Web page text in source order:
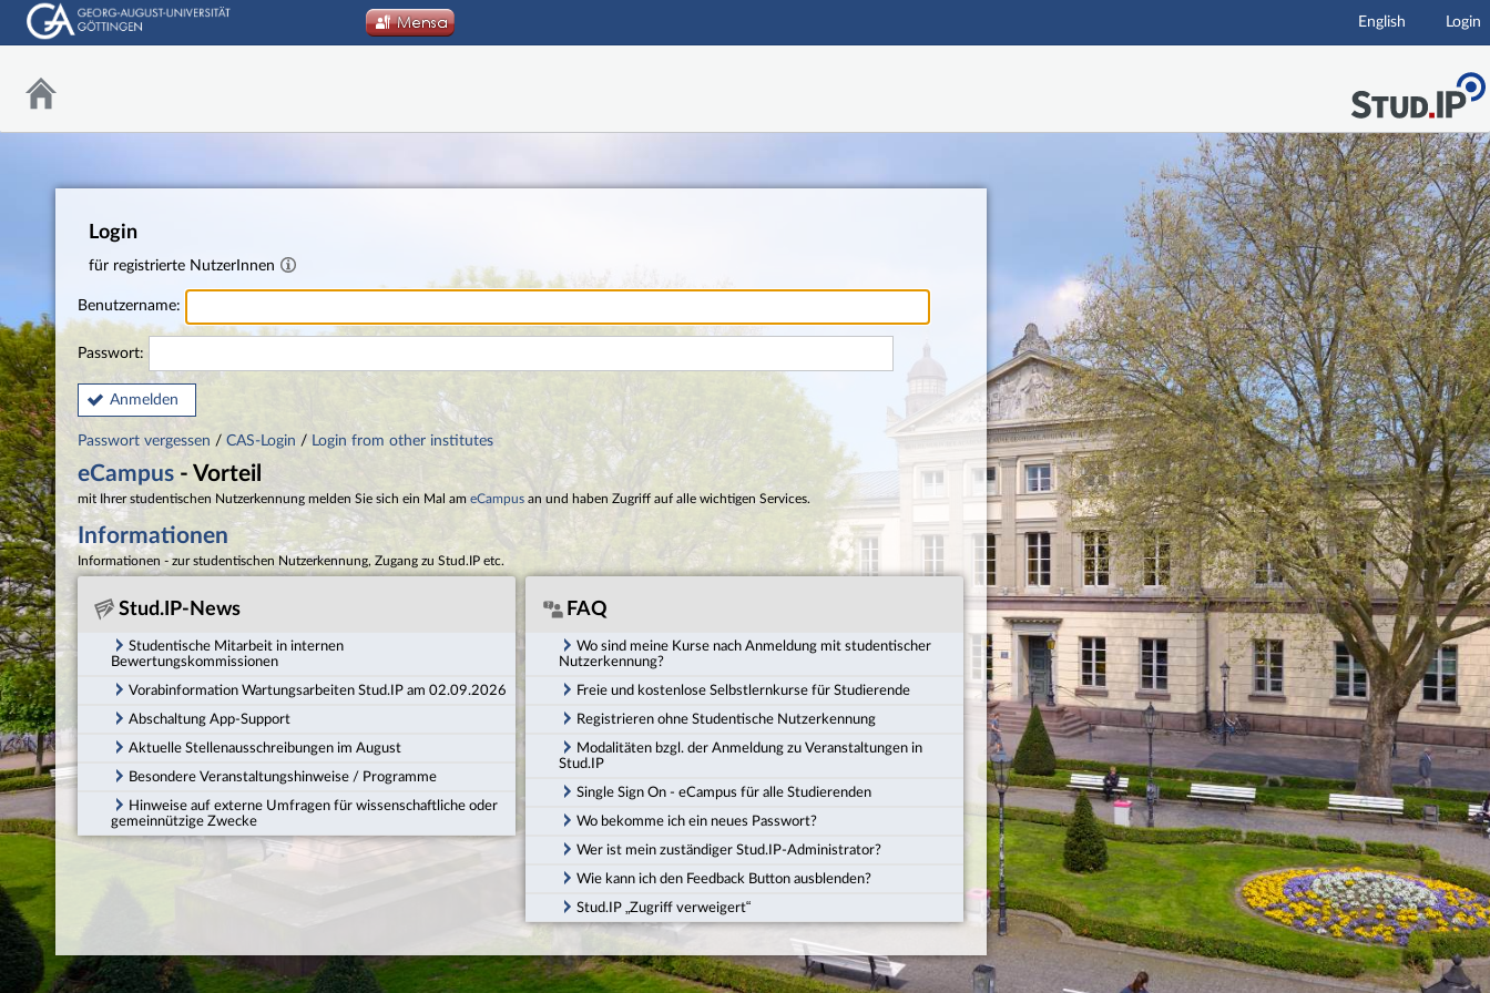
Hauptnavigation
English Login
Login
für registrierte NutzerInnen
Benutzername:
Passwort:
Anmelden
Passwort vergessen / CAS-Login / Login from other institutes
eCampus - Vorteil
mit Ihrer studentischen Nutzerkennung melden Sie sich ein Mal am eCampus an und haben Zugriff auf alle wichtigen Services.
Informationen
Informationen - zur studentischen Nutzerkennung, Zugang zu Stud.IP etc.
Stud.IP-News
Studentische Mitarbeit in internen
Bewertungskommissionen
Vorabinformation Wartungsarbeiten Stud.IP am 02.09.2026
Abschaltung App-Support
Aktuelle Stellenausschreibungen im August
Besondere Veranstaltungshinweise / Programme
Hinweise auf externe Umfragen für wissenschaftliche oder
gemeinnützige Zwecke
FAQ
Wo sind meine Kurse nach Anmeldung mit studentischer
Nutzerkennung?
Freie und kostenlose Selbstlernkurse für Studierende
Registrieren ohne Studentische Nutzerkennung
Modalitäten bzgl. der Anmeldung zu Veranstaltungen in
Stud.IP
Single Sign On - eCampus für alle Studierenden
Wo bekomme ich ein neues Passwort?
Wer ist mein zuständiger Stud.IP-Administrator?
Wie kann ich den Feedback Button ausblenden?
Stud.IP „Zugriff verweigert“